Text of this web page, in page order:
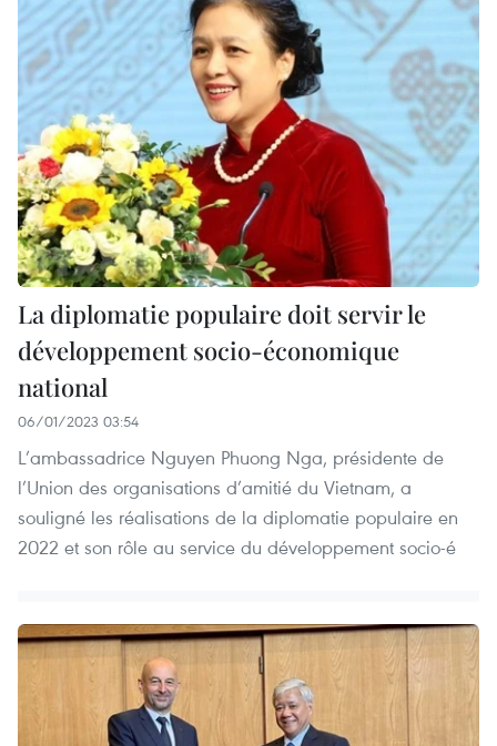
La diplomatie populaire doit servir le
développement socio-économique
national
06/01/2023 03:54
L’ambassadrice Nguyen Phuong Nga, présidente de
l’Union des organisations d’amitié du Vietnam, a
souligné les réalisations de la diplomatie populaire en
2022 et son rôle au service du développement socio-é